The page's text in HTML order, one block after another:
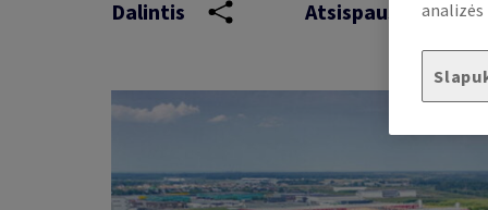
Dalintis Atsispausdinti